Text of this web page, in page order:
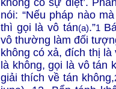
nói: “Nếu pháp nào
thì gọi là vô tán(a).”1
vô thường làm đối
không có xả, đích thị là
là không, gọi là vô tán
giải thích về tán không,